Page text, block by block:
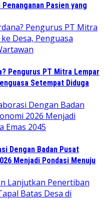
Pasien yang
Pengurus PT Mitra Lempar
Setempat Diduga
Dengan Badan Pusat
Menjadi Pondasi Menuju